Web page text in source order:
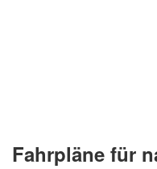
Fahrpläne für